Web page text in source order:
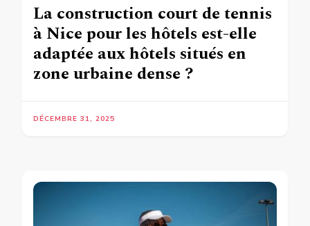
La construction court de tennis
à Nice pour les hôtels est-elle
adaptée aux hôtels situés en
zone urbaine dense ?
DÉCEMBRE 31, 2025